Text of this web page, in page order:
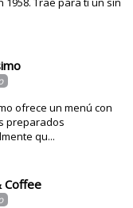
ofrece un menú con
preparados
qu...
Coffee